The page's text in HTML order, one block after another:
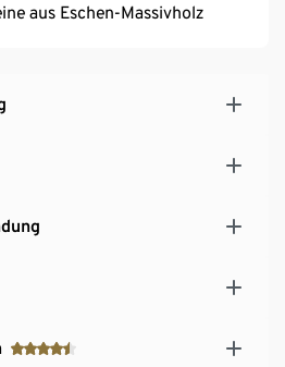
aus Eschen-Massivholz